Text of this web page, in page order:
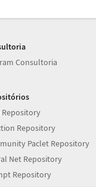
Consultoria
Repository
Repository
Paclet Repository
Net Repository
Repository